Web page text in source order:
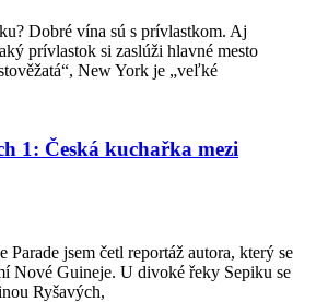
Dobré vína sú s prívlastkom. Aj
prívlastok si zaslúži hlavné mesto
New York je „veľké
1: Česká kuchařka mezi
Parade jsem četl reportáž autora, který se
Nové Guineje. U divoké řeky Sepiku se
Ryšavých,